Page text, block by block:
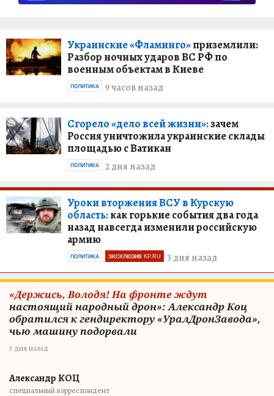
Украинские «Фламинго»приземлили:
Разбор ночных ударов ВС РФ по
военным объектам в Киеве
9 часов назад
ПОЛИТИКА
Сгорело «дело всей жизни»:зачем
Россия уничтожила украинские склады
площадью с Ватикан
2 дня назад
ПОЛИТИКА
Уроки вторжения ВСУ в Курскую
область:как горькие события два года
назад навсегда изменили российскую
армию
3 дня назад
ПОЛИТИКА ЭКСКЛЮЗИВ KP.RU
«Держись, Володя! На фронте ждут
настоящий народный дрон»: Александр Коц
обратился к гендиректору «УралДронЗавода»,
чью машину подорвали
3 дня назад
Александр КОЦ
специальный корреспондент